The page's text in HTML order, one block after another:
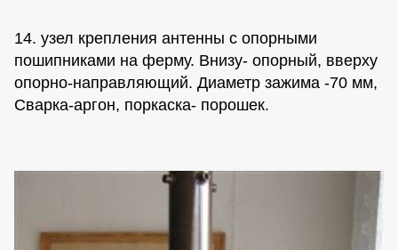
14. узел крепления антенны с опорными
пошипниками на ферму. Внизу- опорный, вверху
опорно-направляющий. Диаметр зажима -70 мм,
Сварка-аргон, поркаска- порошек.